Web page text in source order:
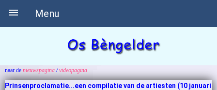
Menu

naar de nieuwspagina/videopagina
Prinsenproclamatie...een compilatie van de artiesten (10 januari